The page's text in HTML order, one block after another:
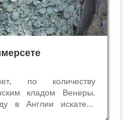
по количеству
кладом Венеры,
в Англии искатель